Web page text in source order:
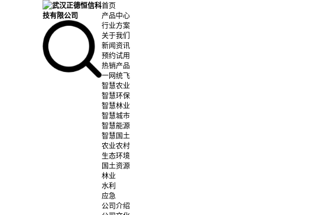
首页
产品中心
行业方案
关于我们
新闻资讯
预约试用
热销产品
一网统飞
智慧农业
智慧环保
智慧林业
智慧城市
智慧能源
智慧国土
农业农村
生态环境
国土资源
林业
水利
应急
公司介绍